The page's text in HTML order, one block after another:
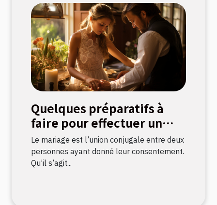
Quelques préparatifs à
faire pour effectuer un
mariage civil
Le mariage est l’union conjugale entre deux
personnes ayant donné leur consentement.
Qu’il s’agit...